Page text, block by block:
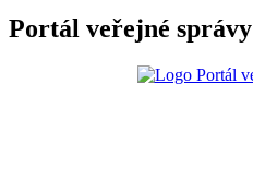
Portál veřejné správy